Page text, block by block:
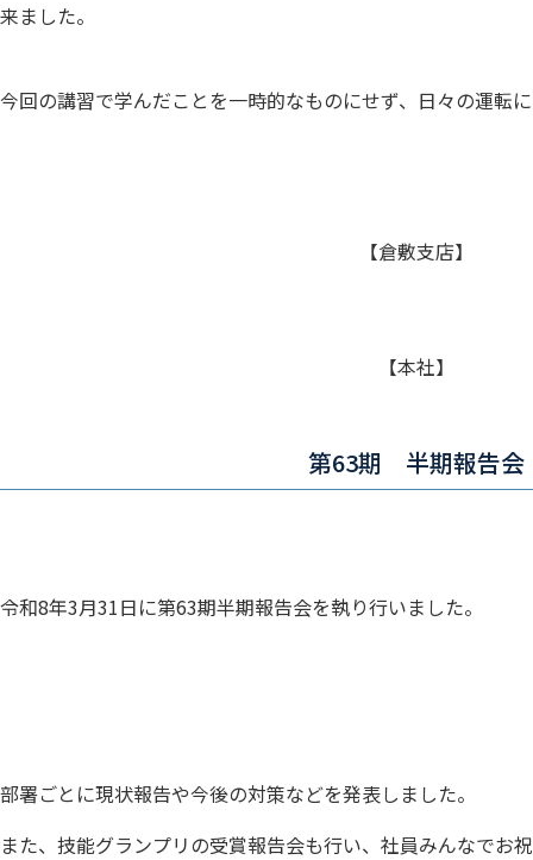
来ました。
今回の講習で学んだことを一時的なものにせず、日々の運転
【倉敷支店】
【本社】
第63期 半期報告会
令和8年3月31日に第63期半期報告会を執り行いました。
部署ごとに現状報告や今後の対策などを発表しました。
また、技能グランプリの受賞報告会も行い、社員みんなでお